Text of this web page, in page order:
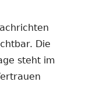
Die
steht im